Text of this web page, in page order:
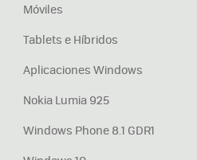
Móviles
Tablets e Híbridos
Aplicaciones Windows
Nokia Lumia 925
Windows Phone 8.1 GDR1